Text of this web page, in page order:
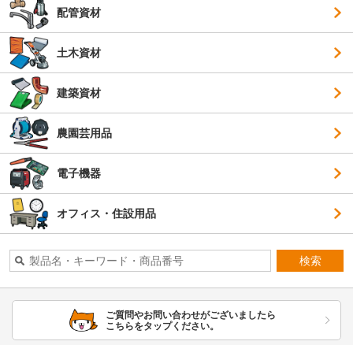
配管資材
土木資材
建築資材
農園芸用品
電子機器
オフィス・住設用品
検索
ご質問やお問い合わせがございましたら
こちらをタップください。